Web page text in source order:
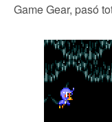
Game Gear, pasó